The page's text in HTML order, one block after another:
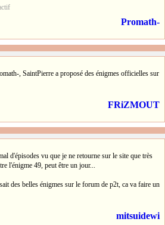
Promath-
, SaintPierre a proposé des énigmes officielles sur
FRiZMOUT
d'épisodes vu que je ne retourne sur le site que très
l'énigme 49, peut être un jour...
des belles énigmes sur le forum de p2t, ca va faire un
mitsuidewi